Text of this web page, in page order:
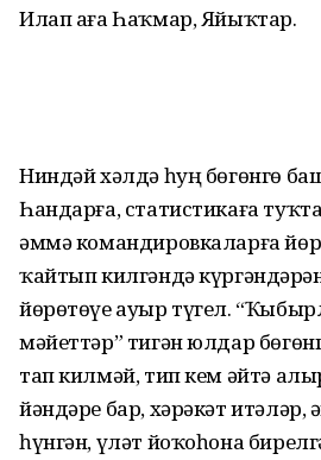
Илап аға Һаҡмар, Яйыҡтар.
Ниндәй хәлдә һуң бөгөнгө
Һандарға, статистикаға
әммә командировкаларға
ҡайтып килгәндә
йөрөтөүе ауыр түгел.
мәйеттәр” тигән юлдар
тап килмәй, тип кем әйтә
йәндәре бар, хәрәкәт
һүнгән, үләт йоҡоһона